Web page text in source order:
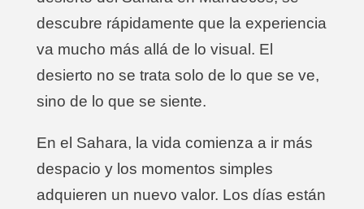
descubre rápidamente que la experiencia
va mucho más allá de lo visual. El
desierto no se trata solo de lo que se ve,
sino de lo que se siente.
En el Sahara, la vida comienza a ir más
despacio y los momentos simples
adquieren un nuevo valor. Los días están